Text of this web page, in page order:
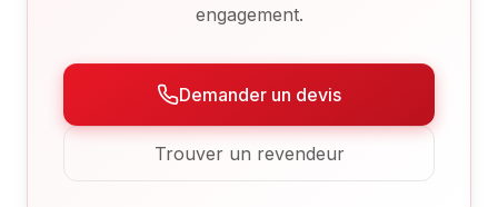
engagement.
Demander un devis
Trouver un revendeur